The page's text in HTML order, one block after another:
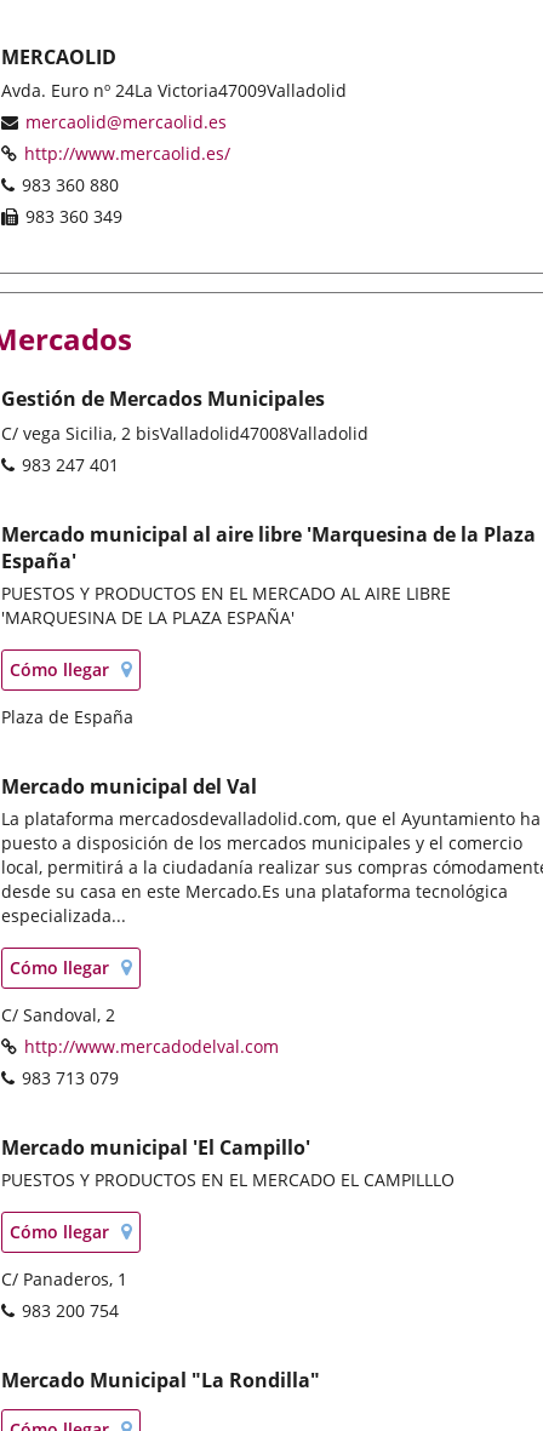
MERCAOLID
Postal
address
Avda. Euro nº 24La Victoria47009Valladolid
Email
mercaolid@mercaolid.es
Web
http://www.mercaolid.es/Enlace
Phones
983 360 880
Fax
983 360 349
Gestión de Mercados Municipales
Postal
address
C/ vega Sicilia, 2 bisValladolid47008Valladolid
Phones
983 247 401
Mercado municipal al aire libre 'Marquesina de la Plaza
España'
PUESTOS Y PRODUCTOS EN EL MERCADO AL AIRE LIBRE
'MARQUESINA DE LA PLAZA ESPAÑA'
Localización
en
mapa
Cómo llegar Enlace
a
una
Postal
Plaza de España
Mercado municipal del Val
La plataforma mercadosdevalladolid.com, que el Ayuntamiento ha
puesto a disposición de los mercados municipales y el comercio
local, permitirá a la ciudadanía realizar sus compras
desde su casa en este Mercado.Es una plataforma tecnológica
especializada...
Localización
en
mapa
Cómo llegar Enlace
a
una
aplicación
Postal
address
C/ Sandoval, 2
Web
http://www.mercadodelval.com
externa.
Phones
983 713 079
Mercado municipal 'El Campillo'
PUESTOS Y PRODUCTOS EN EL MERCADO EL CAMPILLLO
Localización
en
mapa
Cómo llegar Enlace
a
una
aplicación
Postal
address
C/ Panaderos, 1
Phones
983 200 754
Mercado Municipal "La Rondilla"
Localización